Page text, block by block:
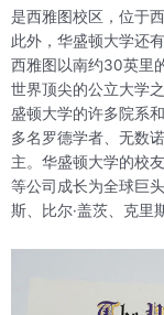
是西雅图校区，位于
此外，华盛顿大学还
西雅图以南约30英里
世界顶尖的公立大学
盛顿大学的许多院系
多名罗德学者、无数
主。华盛顿大学的校
等公司成长为全球巨
斯、比尔·盖茨、克里